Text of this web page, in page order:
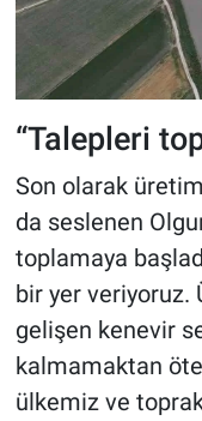
“Talepleri
Son olarak
da seslenen
toplamaya
bir yer veriyoruz.
gelişen kenevir
kalmamaktan
ülkemiz ve